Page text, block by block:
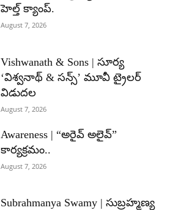
హెల్త్ క్యాంప్.
August 7, 2026
Vishwanath & Sons | సూర్య
‘విశ్వనాథ్ & సన్స్’ మూవీ ట్రైలర్
విడుదల
August 7, 2026
Awareness | “అరైవ్ అలైవ్”
కార్యక్రమం..
August 7, 2026
Subrahmanya Swamy | సుబ్రహ్మణ్య